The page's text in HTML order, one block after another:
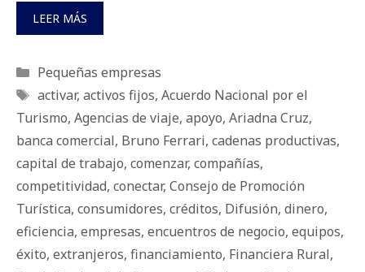
LEER MÁS
Categorías
Pequeñas empresas
Etiquetas
activar, activos fijos, Acuerdo Nacional por el
Turismo, Agencias de viaje, apoyo, Ariadna Cruz,
banca comercial, Bruno Ferrari, cadenas productivas,
capital de trabajo, comenzar, compañías,
competitividad, conectar, Consejo de Promoción
Turística, consumidores, créditos, Difusión, dinero,
eficiencia, empresas, encuentros de negocio, equipos,
éxito, extranjeros, financiamiento, Financiera Rural,